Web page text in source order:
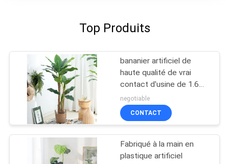
Top Produits
bananier artificiel de
haute qualité de vrai
contact d'usine de 1.6m
en vente chaude
negotiable
CONTACT
Fabriqué à la main en
plastique artificiel